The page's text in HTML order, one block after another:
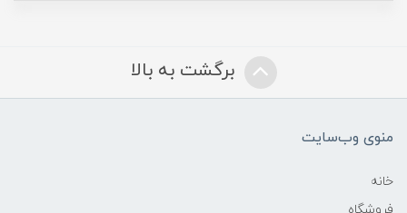
برگشت به بالا
منوی وب‌سایت
خانه